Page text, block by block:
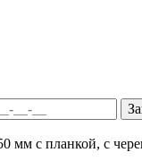
мм с планкой, с